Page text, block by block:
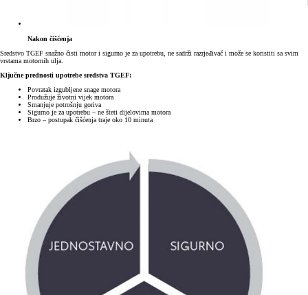
Nakon čišćenja
Sredstvo TGEF snažno čisti motor i sigurno je za upotrebu, ne sadrži razrjeđivač i može se koristiti sa svim
vrstama motornih ulja.
Ključne prednosti upotrebe sredstva TGEF:
Povratak izgubljene snage motora
Produžuje životni vijek motora
Smanjuje potrošnju goriva
Sigurno je za upotrebu – ne šteti dijelovima motora
Brzo – postupak čišćenja traje oko 10 minuta